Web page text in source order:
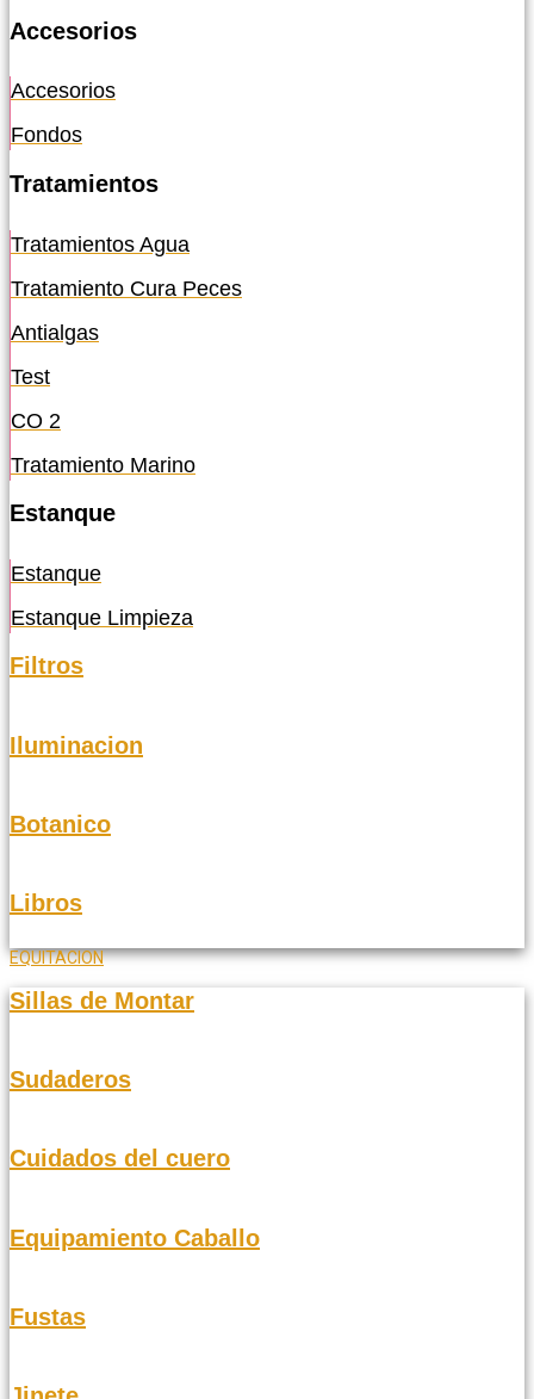
Accesorios
Accesorios
Fondos
Tratamientos
Tratamientos Agua
Tratamiento Cura Peces
Antialgas
Test
CO 2
Tratamiento Marino
Estanque
Estanque
Estanque Limpieza
Filtros
Iluminacion
Botanico
Libros
EQUITACION
Sillas de Montar
Sudaderos
Cuidados del cuero
Equipamiento Caballo
Fustas